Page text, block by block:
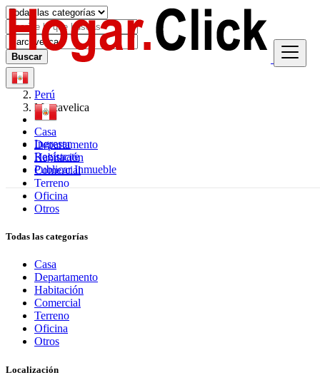
Ingresar
Regístrate
Publicar Inmueble
Buscar
Perú
Marcavelica
Casa
Departamento
Habitación
Comercial
Terreno
Oficina
Otros
Todas las categorías
Casa
Departamento
Habitación
Comercial
Terreno
Oficina
Otros
Localización